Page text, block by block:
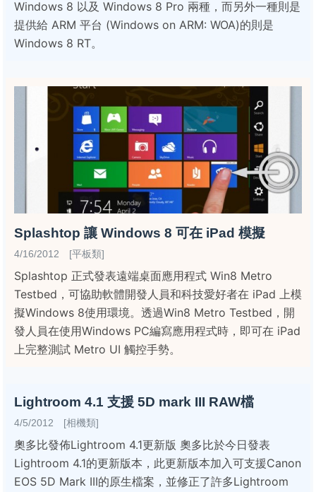
Windows 8 以及 Windows 8 Pro 兩種，而另外一種則是
提供給 ARM 平台 (Windows on ARM: WOA)的則是
Windows 8 RT。
Splashtop 讓 Windows 8 可在 iPad 模擬
4/16/2012 [平板類]
Splashtop 正式發表遠端桌面應用程式 Win8 Metro
Testbed，可協助軟體開發人員和科技愛好者在 iPad 上模
擬Windows 8使用環境。透過Win8 Metro Testbed，開
發人員在使用Windows PC編寫應用程式時，即可在 iPad
上完整測試 Metro UI 觸控手勢。
Lightroom 4.1 支援 5D mark III RAW檔
4/5/2012 [相機類]
奧多比發佈Lightroom 4.1更新版 奧多比於今日發表
Lightroom 4.1的更新版本，此更新版本加入可支援Canon
EOS 5D Mark III的原生檔案，並修正了許多Lightroom